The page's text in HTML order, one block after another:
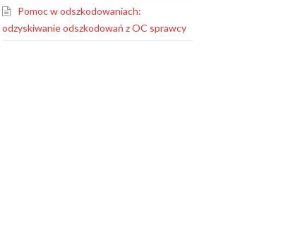
Pomoc w odszkodowaniach:
odzyskiwanie odszkodowań z OC sprawcy